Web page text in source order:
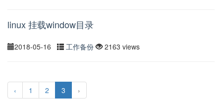
linux 挂载window目录
2018-05-16 工作备份 2163 views
‹ 1 2 3 ›